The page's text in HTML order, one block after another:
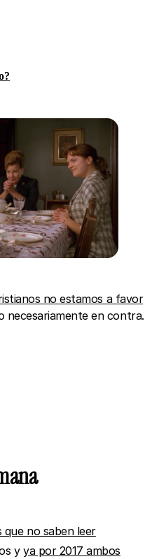
no estamos a favor
necesariamente en contra.
no saben leer
yya por 2017 ambos